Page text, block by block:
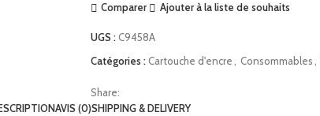
Comparer Ajouter à la liste de souhaits
UGS : C9458A
Catégories : Cartouche d'encre Consommables
Share:
AVIS (0)SHIPPING & DELIVERY